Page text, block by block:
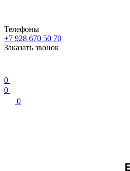
Телефоны
+7 928 670 50 70
Заказать звонок
0
0
0